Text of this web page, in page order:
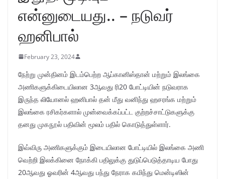
என்னுடையது.. – நடுவர்
ஹனிபால்
February 23, 2024
நேற்று முன்தினம் இடம்பெற்ற ஆப்கானிஸ்தான் மற்றும் இலங்கை
அணிகளுக்கிடையிலான 3ஆவது ரி20 போட்டியின் நடுவராக
இருந்த லியோனல் ஹனிபால் தன் மீது வனிந்து ஹசரங்க மற்றும்
இலங்கை ரசிகர்களால் முன்வைக்கப்பட்ட குற்றச்சாட்டுகளுக்கு
தனது முகநூல் பதிவின் மூலம் பதில் கொடுத்துள்ளார்.
இவ்விரு அணிகளுக்கும் இடையிலான போட்டியில் இலங்கை அணி
வெற்றி இலக்கினை நோக்கி பதிலுக்கு துடுப்பெடுத்தாடிய போது
20ஆவது ஓவரின் 4ஆவது பந்து நேராக கமிந்து மென்டிஸின்